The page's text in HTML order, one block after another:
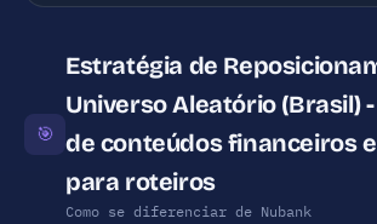
🎯
Estratégia de
Universo Aleatório (Brasil)
de conteúdos financeiros
para roteiros
Como se diferenciar de Nubank